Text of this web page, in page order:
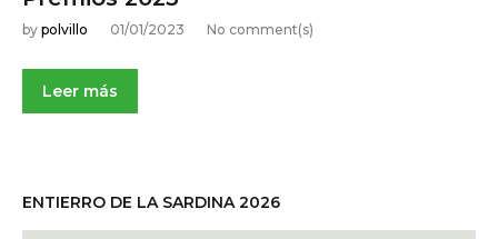
01/01/2023
by polvillo No comment(s)
Leer más
ENTIERRO DE LA SARDINA 2026